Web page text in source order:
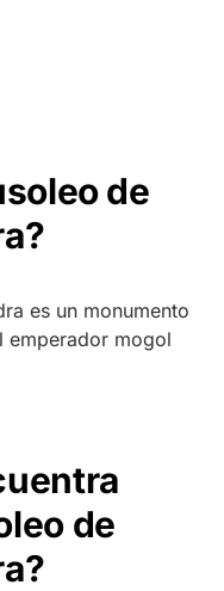
de
es un monumento
emperador mogol
de